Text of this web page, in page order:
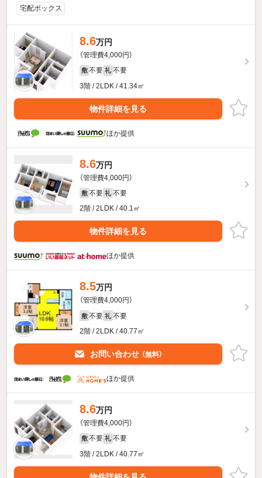
宅配ボックス
8.6万円
（管理費4,000円）
敷 不要 礼 不要
3階 / 2LDK / 41.34㎡
物件詳細を見る
ほか提供
8.6万円
（管理費4,000円）
敷 不要 礼 不要
2階 / 2LDK / 40.1㎡
物件詳細を見る
ほか提供
8.5万円
（管理費4,000円）
敷 不要 礼 不要
2階 / 2LDK / 40.77㎡
お問い合わせ （無料）
ほか提供
8.6万円
（管理費4,000円）
敷 不要 礼 不要
3階 / 2LDK / 40.77㎡